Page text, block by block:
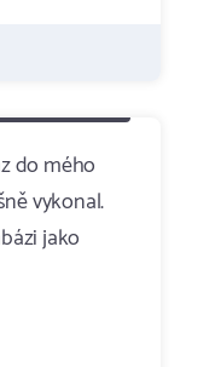
do mého
vykonal.
jako